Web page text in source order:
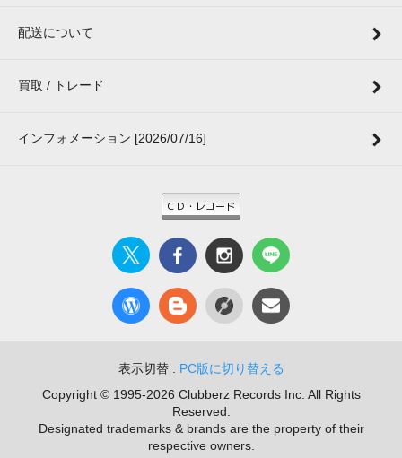
配送について
買取 / トレード
インフォメーション [2026/07/16]
表示切替 : PC版に切り替える
Copyright © 1995-2026 Clubberz Records Inc. All Rights
Reserved.
Designated trademarks & brands are the property of their
respective owners.